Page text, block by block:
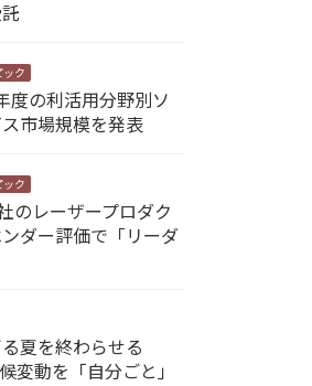
ック
の利活用分野別ソ
市場規模を発表
ック
のレーザープロダク
ダー評価で「リーダ
夏を終わらせる
動を「自分ごと」